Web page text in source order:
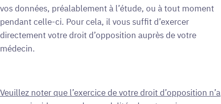
vos données, préalablement à l’étude, ou à tout moment
pendant celle-ci. Pour cela, il vous suffit d’exercer
directement votre droit d’opposition auprès de votre
médecin.
Veuillez noter que l’exercice de votre droit d’opposition n’a